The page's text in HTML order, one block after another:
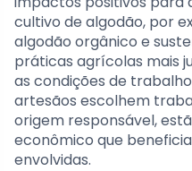
cultivo de algodão, por
algodão orgânico e
práticas agrícolas mais
as condições de
artesãos escolhem
origem responsável,
econômico que
envolvidas.